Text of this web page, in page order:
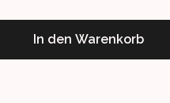
In den Warenkorb